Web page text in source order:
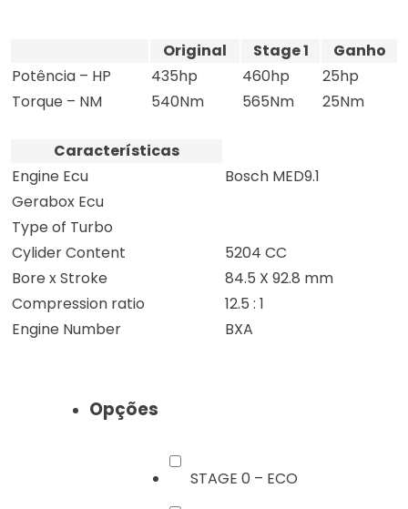
Original Stage 1
Ganho
Potência – HP
435hp 460hp
25hp
Torque – NM
540Nm 565Nm 25Nm
Características
Engine Ecu
Bosch MED9.1
Gerabox Ecu
Type of Turbo
Cylider Content
5204 CC
Bore x Stroke
84.5 X 92.8 mm
Compression ratio
12.5 : 1
Engine Number
BXA
Opções
STAGE 0 – ECO